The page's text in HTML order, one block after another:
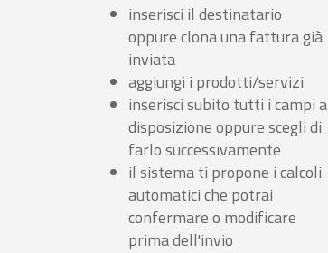
inserisci il destinatario
oppure clona una fattura già
inviata
aggiungi i prodotti/servizi
inserisci subito tutti i campi a
disposizione oppure scegli di
farlo successivamente
il sistema ti propone i calcoli
automatici che potrai
confermare o modificare
prima dell'invio